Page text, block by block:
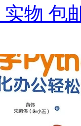
实物 包